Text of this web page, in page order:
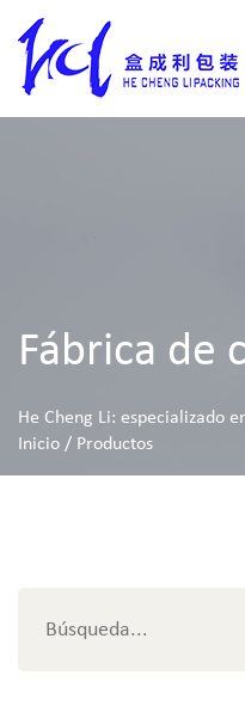
Fábrica de
He Cheng Li: especializado
Inicio / Productos